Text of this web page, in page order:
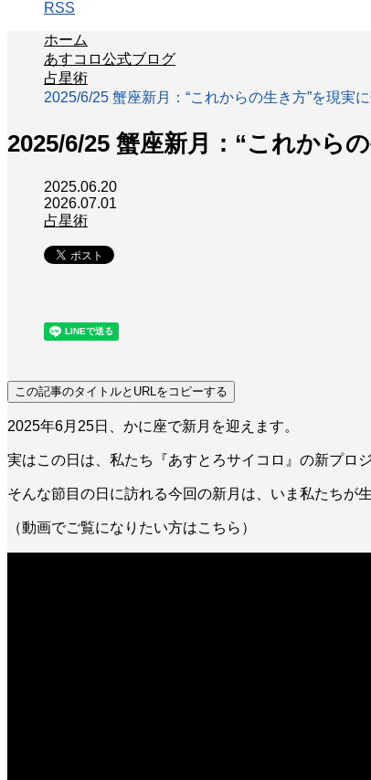
RSS
ホーム
あすコロ公式ブログ
占星術
2025/6/25 蟹座新月：“これからの生き方”を現
2025/6/25 蟹座新月：“これから
2025.06.20
2026.07.01
占星術
この記事のタイトルとURLをコピーする
2025年6月25日、かに座で新月を迎えます。
実はこの日は、私たち『あすとろサイコロ』の新プロ
そんな節目の日に訪れる今回の新月は、いま私たちが
（動画でご覧になりたい方はこちら）